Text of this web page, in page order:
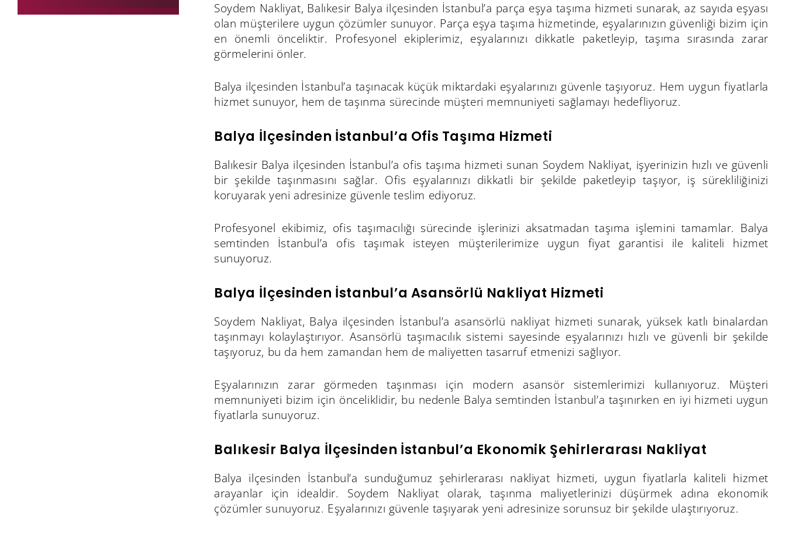
Soydem Nakliyat, Balıkesir Balya ilçesinden İstanbul’a parça eşya taşıma hizmeti sunarak, az sayıda eşyası
olan müşterilere uygun çözümler sunuyor. Parça eşya taşıma hizmetinde, eşyalarınızın güvenliği bizim için
en önemli önceliktir. Profesyonel ekiplerimiz, eşyalarınızı dikkatle paketleyip, taşıma sırasında zarar
görmelerini önler.
Balya ilçesinden İstanbul’a taşınacak küçük miktardaki eşyalarınızı güvenle taşıyoruz. Hem uygun fiyatlarla
hizmet sunuyor, hem de taşınma sürecinde müşteri memnuniyeti sağlamayı hedefliyoruz.
Balya İlçesinden İstanbul’a Ofis Taşıma Hizmeti
Balıkesir Balya ilçesinden İstanbul’a ofis taşıma hizmeti sunan Soydem Nakliyat, işyerinizin hızlı ve güvenli
bir şekilde taşınmasını sağlar. Ofis eşyalarınızı dikkatli bir şekilde paketleyip taşıyor, iş sürekliliğinizi
koruyarak yeni adresinize güvenle teslim ediyoruz.
Profesyonel ekibimiz, ofis taşımacılığı sürecinde işlerinizi aksatmadan taşıma işlemini tamamlar. Balya
semtinden İstanbul’a ofis taşımak isteyen müşterilerimize uygun fiyat garantisi ile kaliteli hizmet
sunuyoruz.
Balya İlçesinden İstanbul’a Asansörlü Nakliyat Hizmeti
Soydem Nakliyat, Balya ilçesinden İstanbul’a asansörlü nakliyat hizmeti sunarak, yüksek katlı binalardan
taşınmayı kolaylaştırıyor. Asansörlü taşımacılık sistemi sayesinde eşyalarınızı hızlı ve güvenli bir şekilde
taşıyoruz, bu da hem zamandan hem de maliyetten tasarruf etmenizi sağlıyor.
Eşyalarınızın zarar görmeden taşınması için modern asansör sistemlerimizi kullanıyoruz. Müşteri
memnuniyeti bizim için önceliklidir, bu nedenle Balya semtinden İstanbul’a taşınırken en iyi hizmeti uygun
fiyatlarla sunuyoruz.
Balıkesir Balya İlçesinden İstanbul’a Ekonomik Şehirlerarası Nakliyat
Balya ilçesinden İstanbul’a sunduğumuz şehirlerarası nakliyat hizmeti, uygun fiyatlarla kaliteli hizmet
arayanlar için idealdir. Soydem Nakliyat olarak, taşınma maliyetlerinizi düşürmek adına ekonomik
çözümler sunuyoruz. Eşyalarınızı güvenle taşıyarak yeni adresinize sorunsuz bir şekilde ulaştırıyoruz.